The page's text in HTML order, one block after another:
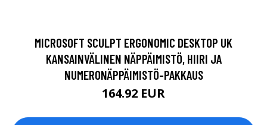
MICROSOFT SCULPT ERGONOMIC DESKTOP UK
KANSAINVÄLINEN NÄPPÄIMISTÖ, HIIRI JA
NUMERONÄPPÄIMISTÖ-PAKKAUS
164.92 EUR